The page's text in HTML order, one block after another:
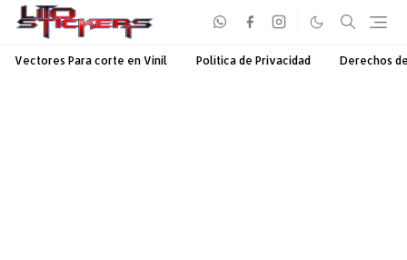
Vectores Para corte en Vinil Política de Privacidad Derechos